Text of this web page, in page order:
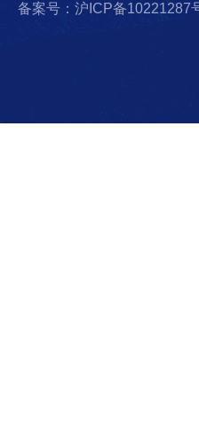
备案号：沪ICP备10221287